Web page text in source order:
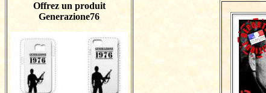
Offrez un produit
Generazione76